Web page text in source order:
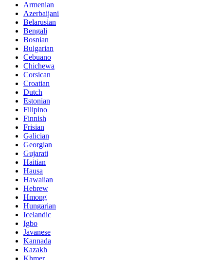
Armenian
Azerbaijani
Belarusian
Bengali
Bosnian
Bulgarian
Cebuano
Chichewa
Corsican
Croatian
Dutch
Estonian
Filipino
Finnish
Frisian
Galician
Georgian
Gujarati
Haitian
Hausa
Hawaiian
Hebrew
Hmong
Hungarian
Icelandic
Igbo
Javanese
Kannada
Kazakh
Khmer